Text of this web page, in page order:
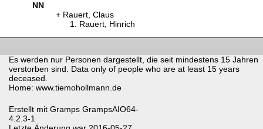
NN
Rauert, Claus
Rauert, Hinrich
Es werden nur Personen dargestellt, die seit mindestens 15 Jahren
verstorben sind. Data only of people who are at least 15 years
deceased.
Home: www.tiemohollmann.de
Erstellt mit Gramps GrampsAIO64-
4.2.3-1